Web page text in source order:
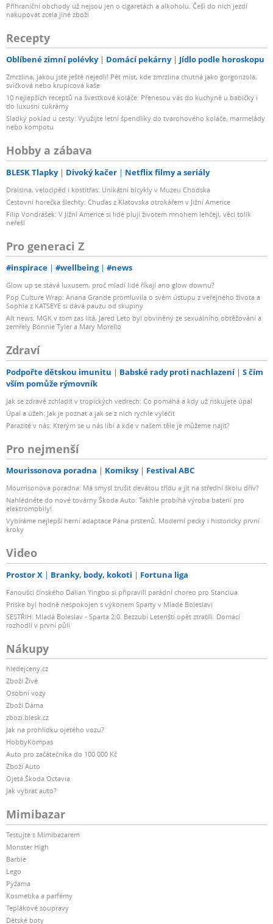
Příhraniční obchody už nejsou jen o cigaretách a alkoholu. Češi do nich jezdí
nakupovat zcela jiné zboží
Recepty
Oblíbené zimní polévky Domácí pekárny Jídlo podle horoskopu
Zmrzlina, jakou jste ještě nejedli! Pět míst, kde zmrzlina chutná jako gorgonzola,
svíčková nebo krupicová kaše
10 nejlepších receptů na švestkové koláče: Přenesou vás do kuchyně u babičky i
do luxusní cukrárny
Sladký poklad u cesty: Využijte letní špendlíky do tvarohového koláče, marmelády
nebo kompotu
Hobby a zábava
BLESK Tlapky Divoký kačer Netflix filmy a seriály
Draisina, velocipéd i kostitřas: Unikátní bicykly v Muzeu Chodska
Cestovní horečka šlechty: Chuďas z Klatovska otrokářem v Jižní Americe
Filip Vondrášek: V Jižní Americe si lidé plují životem mnohem lehčeji, věci tolik
neřeší
Pro generaci Z
#inspirace #wellbeing #news
Glow up se stává luxusem, proč mladí lidé říkají ano glow downu?
Pop Culture Wrap: Ariana Grande promluvila o svém ústupu z veřejného života a
Sophia z KATSEYE si dává pauzu od skupiny
Alt news: MGK v tom zas lítá, Jared Leto byl obviněný ze sexuálního obtěžování a
zemřely Bonnie Tyler a Mary Morello
Zdraví
Podpořte dětskou imunitu Babské rady proti nachlazení
S čím
vším pomůže rýmovník
Jak se zdravě zchladit v tropických vedrech: Co pomáhá a kdy už riskujete úpal
Úpal a úžeh: Jak je poznat a jak se z nich rychle vyléčit
Parazité v nás: Kterým se u nás líbí a kde v našem těle je můžeme najít?
Pro nejmenší
Mourissonova poradna Komiksy Festival ABC
Mourrisonova poradna: Má smysl zrušit devátou třídu a jít na střední školu dřív?
Nahlédněte do nové továrny Škoda Auto: Takhle probíhá výroba baterií pro
elektromobily!
Vybíráme nejlepší herní adaptace Pána prstenů. Moderní pecky i historicky první
kroky
Video
Prostor X Branky, body, kokoti Fortuna liga
Fanoušci čínského Dalian Yingbo si připravili parádní choreo pro Stanciua
Priske byl hodně nespokojen s výkonem Sparty v Mladé Boleslavi
SESTŘIH: Mladá Boleslav - Sparta 2:0. Bezzubí Letenští opět ztratili. Domácí
rozhodli v první půli
Nákupy
hledejceny.cz
Zboží Živě
Osobní vozy
Zboží Dáma
zbozi.blesk.cz
Jak na prohlídku ojetého vozu?
HobbyKompas
Auto pro začátečníka do 100 000 Kč
Zboží Auto
Ojetá Škoda Octavia
Jak vybrat auto?
Mimibazar
Testujte s Mimibazarem
Monster High
Barbie
Lego
Pyžama
Kosmetika a parfémy
Teplákové soupravy
Dětské boty